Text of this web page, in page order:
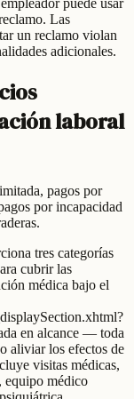
puede usar
Las
un reclamo violan
adicionales.
laboral
pagos por
por incapacidad
tres categorías
cubrir las
médica bajo el
en alcance — toda
aliviar los efectos de
visitas médicas,
equipo médico